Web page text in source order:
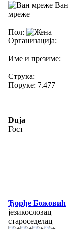
Ван
мреже
Пол:
Организација:
Име и презиме:
Струка:
Поруке: 7.477
Duja
Гост
Ђорђе Божовић
језикословац
староседелац